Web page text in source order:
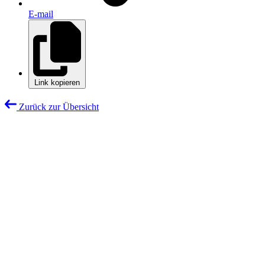
E-mail
Link kopieren
Zurück zur Übersicht